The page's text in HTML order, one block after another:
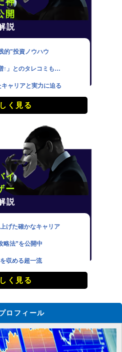
開
説
的"投資ノウハウ
↑」とのタレコミも…
ャリアと実力に迫る
く見る
イ
ー
説
げた確かなキャリア
略法”を公開中
収める超一流
く見る
ロフィール